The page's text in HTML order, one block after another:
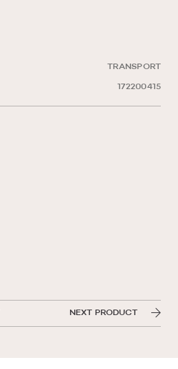
TRANSPORT
172200415
NEXT PRODUCT